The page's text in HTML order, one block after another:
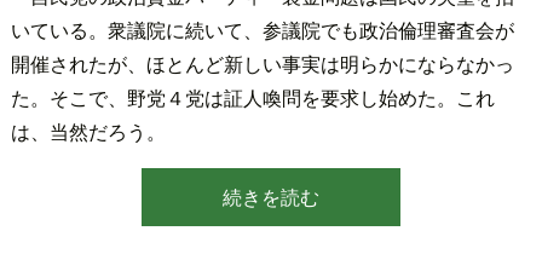
いている。衆議院に続いて、参議院でも政治倫理審査会が
開催されたが、ほとんど新しい事実は明らかにならなかっ
た。そこで、野党４党は証人喚問を要求し始めた。これ
は、当然だろう。
続きを読む